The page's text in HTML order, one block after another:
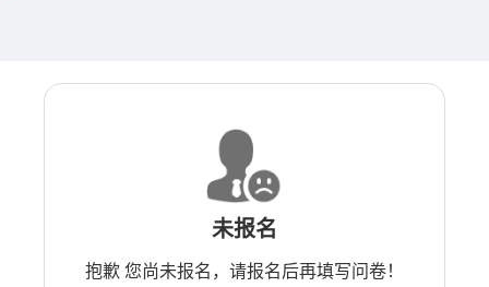
未报名
抱歉 您尚未报名，请报名后再填写问卷！